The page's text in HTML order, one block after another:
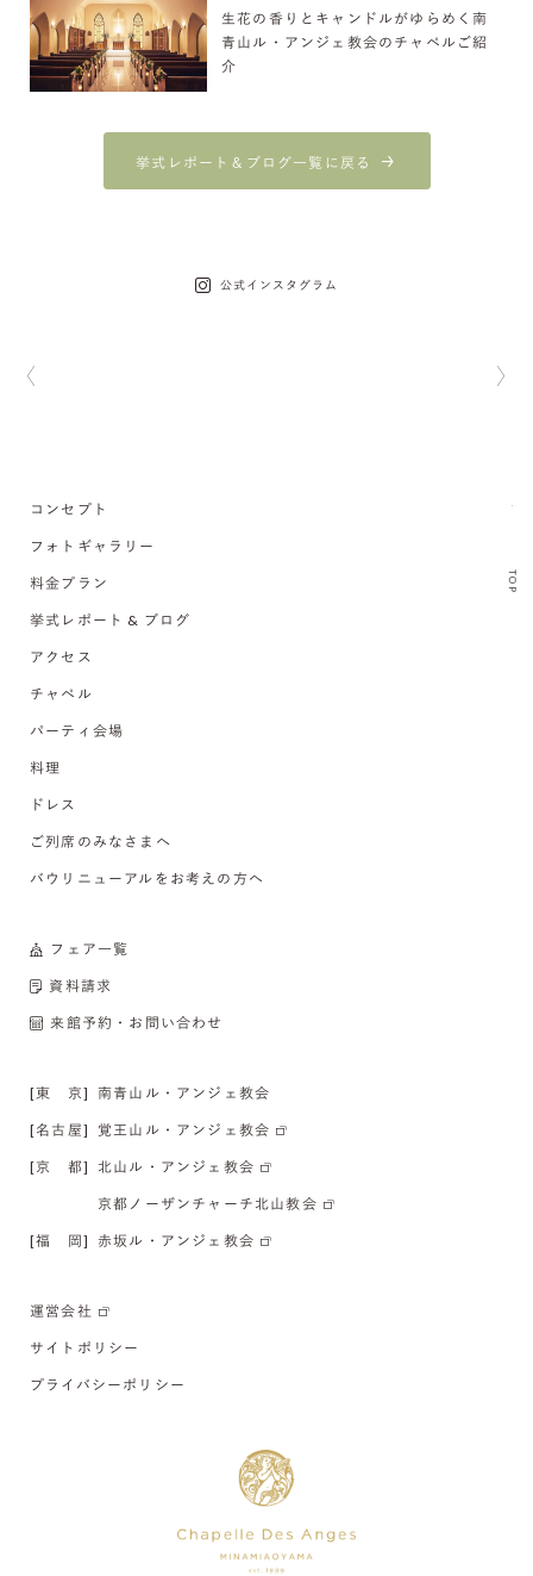
生花の香りとキャンドルがゆらめく南
青山ル・アンジェ教会のチャペルご紹
介
挙式レポート＆ブログ一覧に戻る
公式インスタグラム
TOP
コンセプト
フォトギャラリー
料金プラン
挙式レポート & ブログ
アクセス
チャペル
パーティ会場
料理
ドレス
ご列席のみなさまへ
バウリニューアルをお考えの方へ
フェア一覧
資料請求
来館予約・お問い合わせ
[東 京] 南青山ル・アンジェ教会
[名古屋] 覚王山ル・アンジェ教会
[京 都] 北山ル・アンジェ教会
京都ノーザンチャーチ北山教会
[福 岡] 赤坂ル・アンジェ教会
運営会社
サイトポリシー
プライバシーポリシー